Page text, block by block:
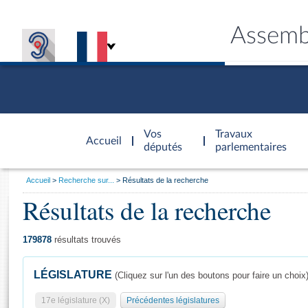
Accueil
d'accueil
Vos
députés
Travaux
parlementaires
Général
Vous
Accueil Recherche sur... Résultats de la recherche
Résultats de la recherche
179878 résultats trouvés
LÉGISLATURE (Cliquez sur l'un des boutons pour faire un choix)
17e législature (X) Précédentes législatures